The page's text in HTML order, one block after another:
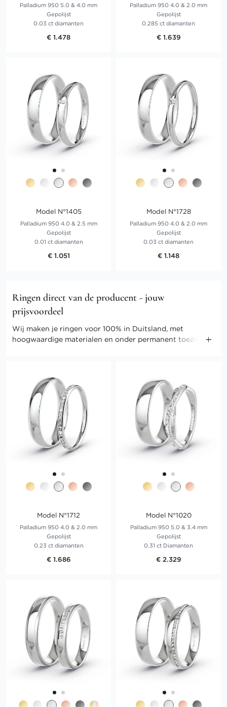
Palladium 950 5.0 & 4.0 mm
Gepolijst
0.03 ct diamanten
€ 1.478
Palladium 950 4.0 & 2.0 mm
Gepolijst
0.285 ct diamanten
€ 1.639
Model N°1405
Palladium 950 4.0 & 2.5 mm
Gepolijst
0.01 ct diamanten
€ 1.051
Model N°1728
Palladium 950 4.0 & 2.0 mm
Gepolijst
0.03 ct diamanten
€ 1.148
Ringen direct van de producent - jouw
prijsvoordeel
Wij maken je ringen voor 100% in Duitsland, met
hoogwaardige materialen en onder permanent toezicht
Model N°1712
Palladium 950 4.0 & 2.0 mm
Gepolijst
0.23 ct diamanten
€ 1.686
Model N°1020
Palladium 950 5.0 & 3.4 mm
Gepolijst
0.31 ct Diamanten
€ 2.329